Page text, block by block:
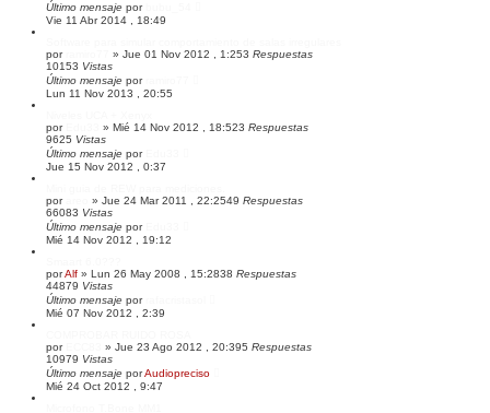
Último mensaje por
Vie 11 Abr 2014 , 18:49
por
» Jue 01 Nov 2012 , 1:253 Respuestas
10153 Vistas
Último mensaje por
Lun 11 Nov 2013 , 20:55
por
» Mié 14 Nov 2012 , 18:523 Respuestas
9625 Vistas
Último mensaje por
Jue 15 Nov 2012 , 0:37
por
» Jue 24 Mar 2011 , 22:2549 Respuestas
66083 Vistas
Último mensaje por
Mié 14 Nov 2012 , 19:12
porAlf » Lun 26 May 2008 , 15:2838 Respuestas
44879 Vistas
Último mensaje por
Mié 07 Nov 2012 , 2:39
por
» Jue 23 Ago 2012 , 20:395 Respuestas
10979 Vistas
Último mensaje porAudiopreciso
Mié 24 Oct 2012 , 9:47